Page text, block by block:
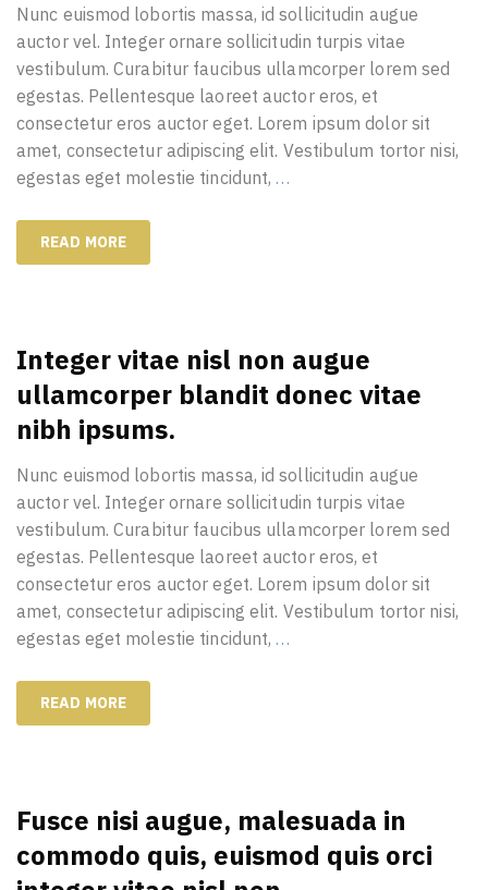
Nunc euismod lobortis massa, id sollicitudin augue
auctor vel. Integer ornare sollicitudin turpis vitae
vestibulum. Curabitur faucibus ullamcorper lorem sed
egestas. Pellentesque laoreet auctor eros, et
consectetur eros auctor eget. Lorem ipsum dolor sit
amet, consectetur adipiscing elit. Vestibulum tortor nisi,
egestas eget molestie tincidunt,…
READ MORE
Integer vitae nisl non augue
ullamcorper blandit donec vitae
nibh ipsums.
Nunc euismod lobortis massa, id sollicitudin augue
auctor vel. Integer ornare sollicitudin turpis vitae
vestibulum. Curabitur faucibus ullamcorper lorem sed
egestas. Pellentesque laoreet auctor eros, et
consectetur eros auctor eget. Lorem ipsum dolor sit
amet, consectetur adipiscing elit. Vestibulum tortor nisi,
egestas eget molestie tincidunt,…
READ MORE
Fusce nisi augue, malesuada in
commodo quis, euismod quis orci